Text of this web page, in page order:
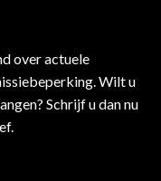
over actuele
Wilt u
Schrijf u dan nu